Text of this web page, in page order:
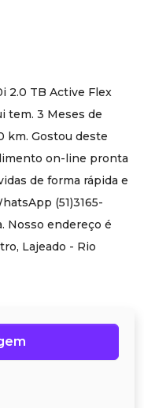
2.0 TB Active Flex
tem. 3 Meses de
km. Gostou deste
on-line pronta
de forma rápida e
(51)3165-
Nosso endereço é
Lajeado - Rio